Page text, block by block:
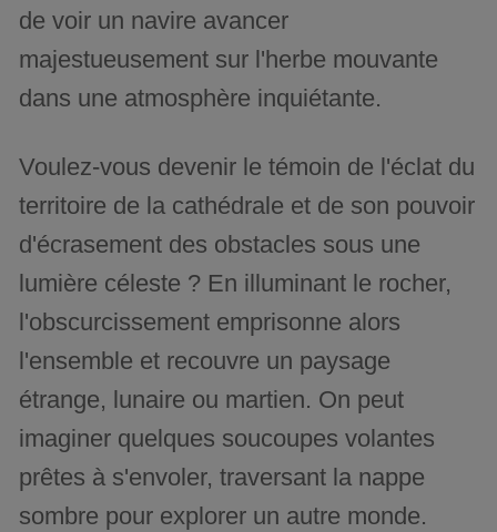
de voir un navire avancer
majestueusement sur l'herbe mouvante
dans une atmosphère inquiétante.
Voulez-vous devenir le témoin de l'éclat du
territoire de la cathédrale et de son pouvoir
d'écrasement des obstacles sous une
lumière céleste ? En illuminant le rocher,
l'obscurcissement emprisonne alors
l'ensemble et recouvre un paysage
étrange, lunaire ou martien. On peut
imaginer quelques soucoupes volantes
prêtes à s'envoler, traversant la nappe
sombre pour explorer un autre monde.